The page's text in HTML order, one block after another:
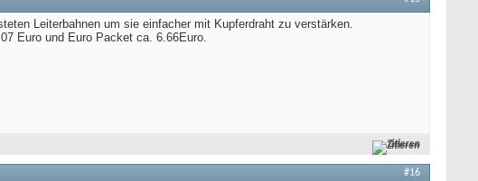
Leiterbahnen um sie einfacher mit Kupferdraht zu verstärken.
Euro und Euro Packet ca. 6.66Euro.
Zitieren
#16